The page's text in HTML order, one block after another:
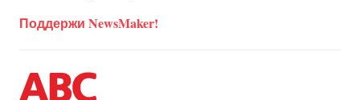
Поддержи NewsMaker!